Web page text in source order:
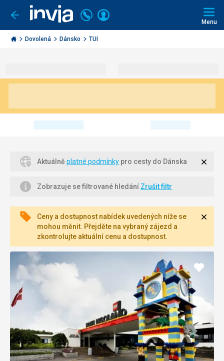
Jít
zpět
Invia.cz
Volejte
226
000
290
Přihlásit
Menu
Dovolená Dánsko TUI
Aktuálně platné podmínky pro cesty do Dánska
Zobrazuje se filtrované hledání Zrušit filtr
Ceny a dostupnost nabídek uvedených níže se
mohou měnit. Přejděte na vybraný zájezd a
zkontrolujte aktuální cenu a dostupnost.
Přidat